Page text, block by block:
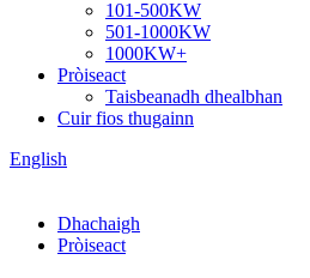
101-500KW
501-1000KW
1000KW+
Pròiseact
Taisbeanadh dhealbhan
Cuir fios thugainn
English
Dhachaigh
Pròiseact